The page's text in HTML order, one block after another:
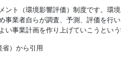
ント（環境影響評価）制度です。環
事業者自らが調査、予測、評価を行
事業計画を作り上げていこうという
省）から引用